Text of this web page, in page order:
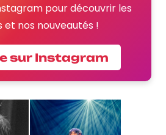
pour découvrir les
et nos nouveautés !
sur Instagram